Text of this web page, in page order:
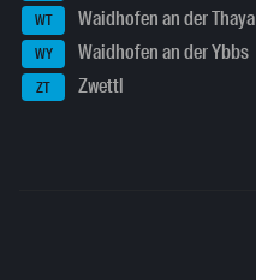
WT Waidhofen an der Thaya
WY Waidhofen an der Ybbs
ZT Zwettl